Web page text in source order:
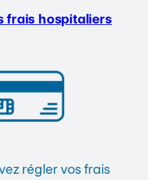
frais hospitaliers
régler vos frais